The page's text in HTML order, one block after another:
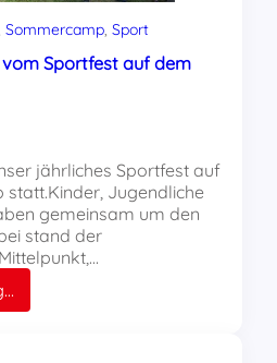
Sommercamp Sport
vom Sportfest auf dem
jährliches Sportfest auf
Jugendliche
gemeinsam um den
stand der
Ein